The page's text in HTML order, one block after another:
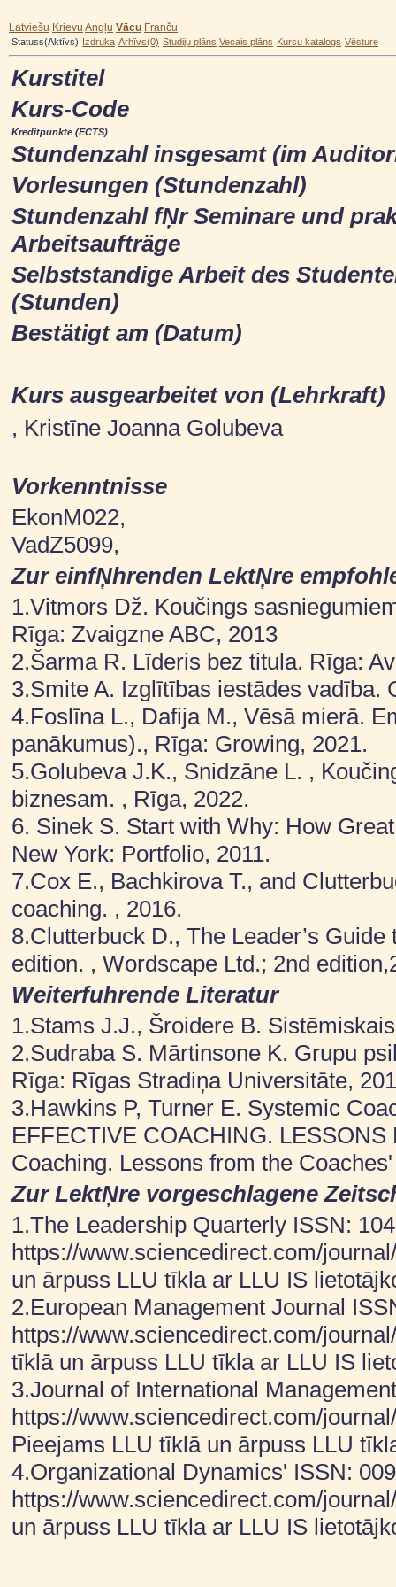
Latviešu Krievu Angļu Vācu Franču
Statuss(Aktīvs) Izdruka Arhīvs(0) Studiju plāns Vecais plāns Kursu katalogs Vēsture
Kurstitel
Kurs-Code
Kreditpunkte (ECTS)
Stundenzahl insgesamt (im
Vorlesungen (Stundenzahl)
Stundenzahl fŅr Seminare und
Arbeitsaufträge
Selbststandige Arbeit des
(Stunden)
Bestätigt am (Datum)
Kurs ausgearbeitet von (Lehrkraft)
, Kristīne Joanna Golubeva
Vorkenntnisse
EkonM022,
VadZ5099,
Zur einfŅhrenden LektŅre
1.Vitmors Dž. Koučings
Rīga: Zvaigzne ABC, 2013
2.Šarma R. Līderis bez titula. Rīga:
3.Smite A. Izglītības iestādes vadība.
4.Foslīna L., Dafija M., Vēsā mierā.
panākumus)., Rīga: Growing, 2021.
5.Golubeva J.K., Snidzāne L. ,
biznesam. , Rīga, 2022.
6. Sinek S. Start with Why: How
New York: Portfolio, 2011.
7.Cox E., Bachkirova T., and
coaching. , 2016.
8.Clutterbuck D., The Leader’s
edition. , Wordscape Ltd.; 2nd
Weiterfuhrende Literatur
1.Stams J.J., Šroidere B.
2.Sudraba S. Mārtinsone K. Grupu
Rīga: Rīgas Stradiņa Universitāte,
3.Hawkins P, Turner E. Systemic
EFFECTIVE COACHING.
Coaching. Lessons from the
Zur LektŅre vorgeschlagene
1.The Leadership Quarterly ISSN:
https://www.sciencedirect.com/
un ārpuss LLU tīkla ar LLU IS
2.European Management Journal
https://www.sciencedirect.com/
tīklā un ārpuss LLU tīkla ar LLU IS
3.Journal of International
https://www.sciencedirect.com/
Pieejams LLU tīklā un ārpuss LLU
4.Organizational Dynamics' ISSN:
https://www.sciencedirect.com/
un ārpuss LLU tīkla ar LLU IS